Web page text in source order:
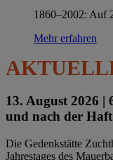
1860–2002: Auf
Mehr erfahren
13. August 2026 |
und nach der
Die Gedenkstätte
Jahrestages des